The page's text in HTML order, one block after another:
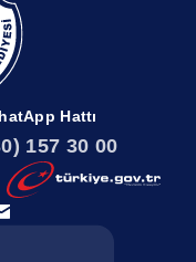
YÖNETİM
alan iradenin
ruhudur, namusudur.
yönetim şeklidir.
savaşılan, yoluna
mücadelenin en
kayıtsız
olan Cumhuriyetimizin
sonsuzluğu olan
kutluyor,
Atatürk’ü, silah
Hattı
157 30 00